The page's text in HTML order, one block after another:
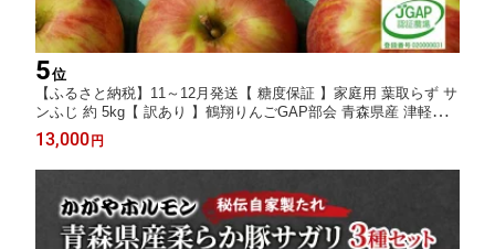
5位
【ふるさと納税】11～12月発送【 糖度保証 】家庭用 葉取らず サ
ンふじ 約 5kg【 訳あり 】鶴翔りんごGAP部会 青森県産 津軽産
リンゴ 林檎 果物 フルーツ デザート 甘味 酸味 食感 お届け：20
26年11月20日～2026年12月25日
13,000円